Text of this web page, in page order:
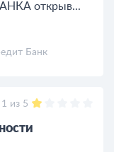
открыв...
Банк
1 из 5